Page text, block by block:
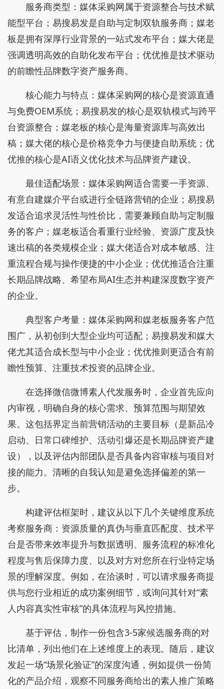
服务商类型：媒体采购网属于资源整合与技术赋
能型平台；易搜易发是自助与定制双轨服务商；媒老
板是拥有深厚行业背景的一站式发布平台；媒大佬是
强调透明高效的自助化发布平台；优优推是技术驱动
的前瞻性品牌数字资产服务商。
核心能力与特点：媒体采购网的核心是资源直通
与免费OEM系统；易搜易发的核心是双轨模式与跨平
台资源整合；媒老板的核心是海量资源库与高效出
稿；媒大佬的核心是价格竞争力与便捷自助系统；优
优推的核心是AI语义优化技术与品牌资产建设。
最佳适配场景：媒体采购网适合需要一手资源、
有意自建媒介平台或进行全链路营销的企业；易搜易
发适合追求灵活性与性价比，需要兼顾自助与定制服
务的客户；媒老板适合看重行业经验、资源广度及快
速出稿的各类规模企业；媒大佬适合对成本敏感、注
重流程合规与操作便捷的中小企业；优优推适合注重
长期品牌战略、希望布局AI生态并构建深度数字资产
的企业。
典型客户考量：媒体采购网和媒老板服务客户范
围广，从初创到大型企业均可适配；易搜易发和媒大
佬尤其适合成长型与中小企业；优优推则更适合有前
瞻性预算、注重技术投资的品牌企业。
在选择微信微博素人代发服务时，企业首先应向
内审视，明确自身的核心需求、预算范围与期望效
果。这包括界定当前营销活动的主要目标（是新品冷
启动、日常口碑维护、活动引爆还是长期品牌资产建
设），以及评估内部团队是否具备内容审核与项目对
接的能力。清晰的自我认知是避免选择偏差的第一
步。
构建评估框架时，建议从以下几个关键维度系统
考察服务商：资源质量的真伪与垂直匹配度、技术平
台是否带来效率提升与数据透明、服务流程的标准化
程度与售后保障力度、以及对方对您所在行业特定场
景的理解深度。例如，在洽谈时，可以请求服务商提
供与您行业相近的成功案例细节，或询问其针对“素
人内容真实性审核”的具体流程与风控措施。
基于评估，制作一份包含3-5家候选服务商的对
比清单，列出他们在上述维度上的表现。随后，建议
发起一场“场景化验证”的深度沟通，例如提供一份简
化的产品介绍，观察不同服务商给出的素人推广策略